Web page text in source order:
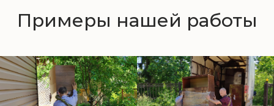
Примеры нашей работы